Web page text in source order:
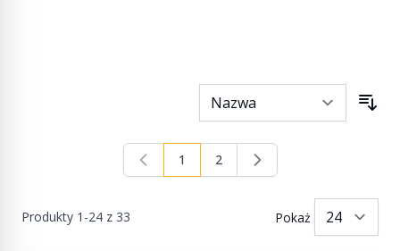
Produkty 1 -24 z 33
Aktualnie czytasz stronę
1 Strona
2
Pokaż